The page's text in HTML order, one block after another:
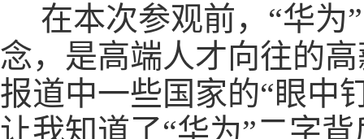
在本次参观前，“华为
念，是高端人才向往的
报道中一些国家的“眼中
让我知道了“华为”二字